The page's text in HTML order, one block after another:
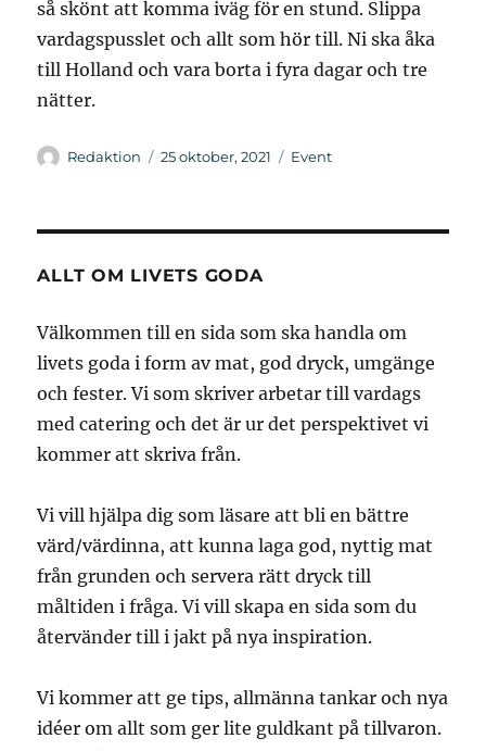
så skönt att komma iväg för en stund. Slippa
vardagspusslet och allt som hör till. Ni ska åka
till Holland och vara borta i fyra dagar och tre
nätter.
Författare
Redaktion
Publicerat
25 oktober, 2021 Kategorier
Event
ALLT OM LIVETS GODA
Välkommen till en sida som ska handla om
livets goda i form av mat, god dryck, umgänge
och fester. Vi som skriver arbetar till vardags
med catering och det är ur det perspektivet vi
kommer att skriva från.
Vi vill hjälpa dig som läsare att bli en bättre
värd/värdinna, att kunna laga god, nyttig mat
från grunden och servera rätt dryck till
måltiden i fråga. Vi vill skapa en sida som du
återvänder till i jakt på nya inspiration.
Vi kommer att ge tips, allmänna tankar och nya
idéer om allt som ger lite guldkant på tillvaron.